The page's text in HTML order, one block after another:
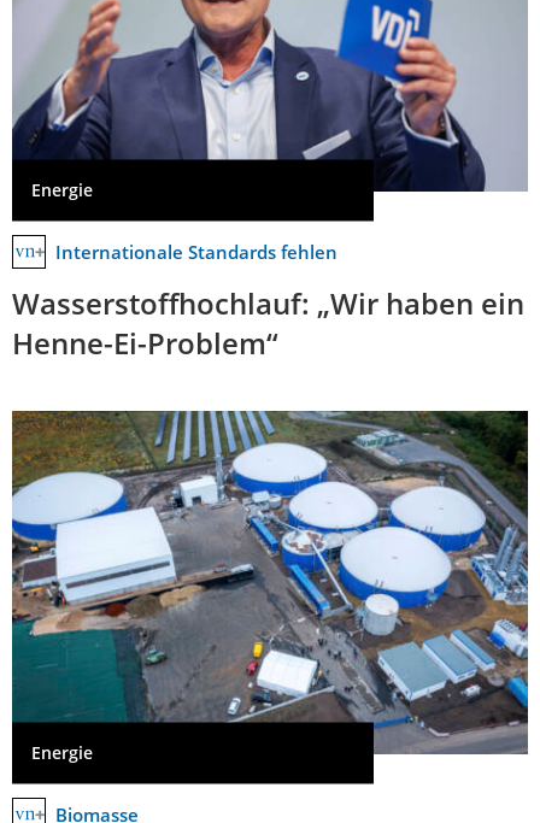
Energie
Internationale Standards fehlen
Wasserstoffhochlauf: „Wir haben ein
Henne-Ei-Problem“
Energie
Biomasse